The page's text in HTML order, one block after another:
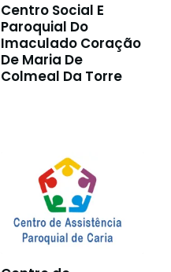
Centro Social E
Paroquial Do
Imaculado Coração
De Maria De
Colmeal Da Torre